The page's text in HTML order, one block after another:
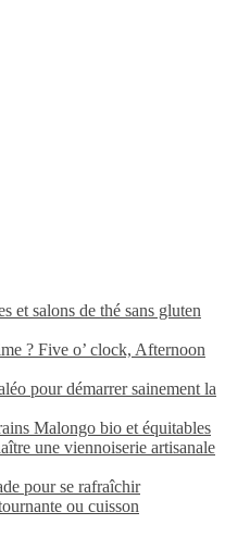
et salons de thé sans gluten
? Five o’ clock, Afternoon
pour démarrer sainement la
Malongo bio et équitables
une viennoiserie artisanale
pour se rafraîchir
ou cuisson